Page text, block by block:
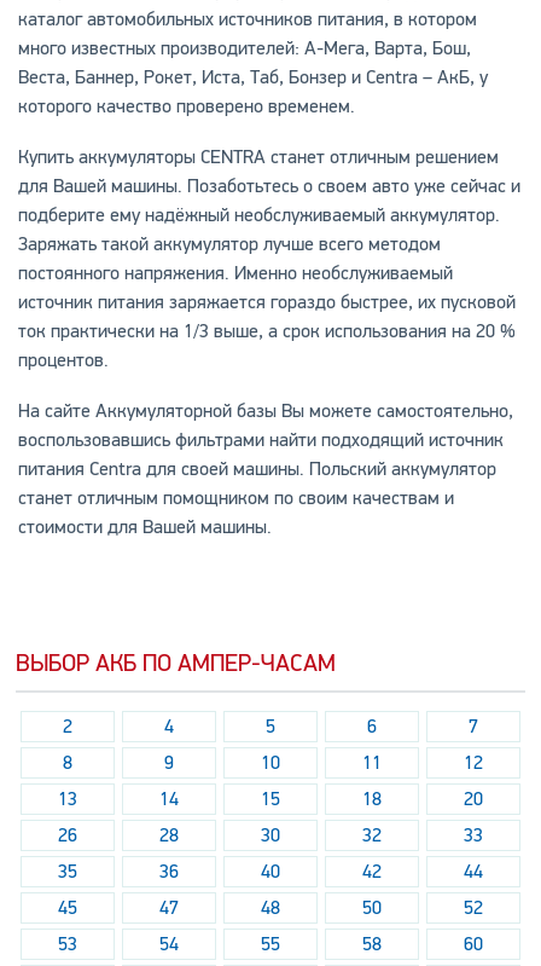
каталог автомобильных источников питания, в котором
много известных производителей: A-Мега, Варта, Бош,
Веста, Баннер, Рокет, Иста, Таб, Бонзер и Centra – АкБ, у
которого качество проверено временем.
Купить аккумуляторы CENTRA станет отличным решением
для Вашей машины. Позаботьтесь о своем авто уже сейчас и
подберите ему надёжный необслуживаемый аккумулятор.
Заряжать такой аккумулятор лучше всего методом
постоянного напряжения. Именно необслуживаемый
источник питания заряжается гораздо быстрее, их пусковой
ток практически на 1/3 выше, а срок использования на 20 %
процентов.
На сайте Аккумуляторной базы Вы можете самостоятельно,
воспользовавшись фильтрами найти подходящий источник
питания Centra для своей машины. Польский аккумулятор
станет отличным помощником по своим качествам и
стоимости для Вашей машины.
ВЫБОР АКБ ПО АМПЕР-ЧАСАМ
2 4 5 6
7
8
9 10 11
12
13
14 15 18
20
26
28 30 32
33
35
36 40 42
44
45
47 48 50
52
53
54 55 58
60